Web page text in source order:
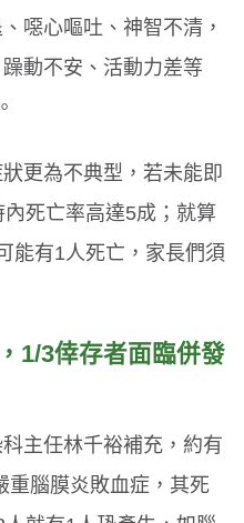
噁心嘔吐、神智不清，
動不安、活動力差等
更為不典型，若未能即
死亡率高達5成；就算
能有1人死亡，家長們須
1/3倖存者面臨併發
主任林千裕補充，約有
重腦膜炎敗血症，其死